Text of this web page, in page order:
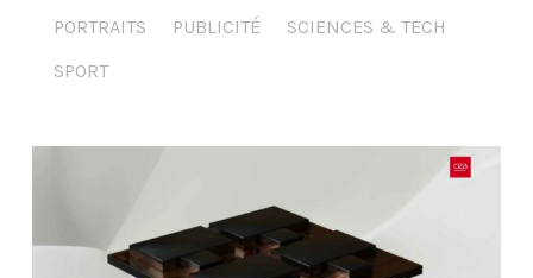
PORTRAITS
PUBLICITÉ
SCIENCES & TECH
SPORT